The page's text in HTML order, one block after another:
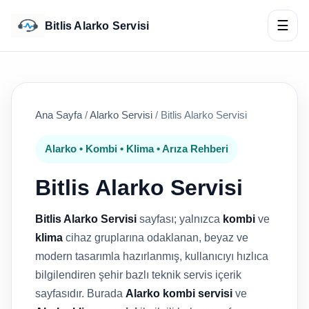
Bitlis Alarko Servisi ☰
Ana Sayfa /Alarko Servisi / Bitlis Alarko Servisi
Alarko • Kombi • Klima • Arıza Rehberi
Bitlis Alarko Servisi
Bitlis Alarko Servisi sayfası; yalnızca kombi ve
klima cihaz gruplarına odaklanan, beyaz ve
modern tasarımla hazırlanmış, kullanıcıyı hızlıca
bilgilendiren şehir bazlı teknik servis içerik
sayfasıdır. Burada Alarko kombi servisi ve